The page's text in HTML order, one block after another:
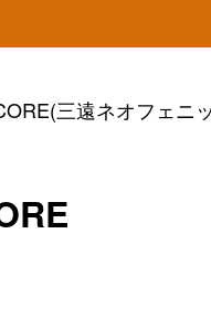
三遠ネオフェニ